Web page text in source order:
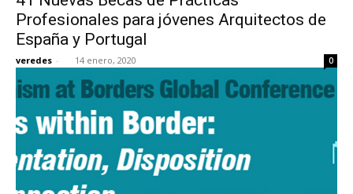
Profesionales para jóvenes Arquitectos de
España y Portugal
veredes - 14 enero, 2020 0